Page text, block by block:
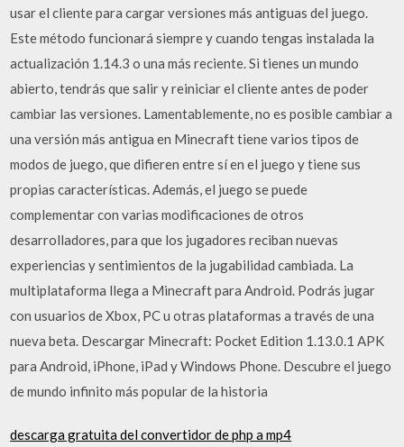
usar el cliente para cargar versiones más antiguas del juego.
Este método funcionará siempre y cuando tengas instalada la
actualización 1.14.3 o una más reciente. Si tienes un mundo
abierto, tendrás que salir y reiniciar el cliente antes de poder
cambiar las versiones. Lamentablemente, no es posible cambiar a
una versión más antigua en Minecraft tiene varios tipos de
modos de juego, que difieren entre sí en el juego y tiene sus
propias características. Además, el juego se puede
complementar con varias modificaciones de otros
desarrolladores, para que los jugadores reciban nuevas
experiencias y sentimientos de la jugabilidad cambiada. La
multiplataforma llega a Minecraft para Android. Podrás jugar
con usuarios de Xbox, PC u otras plataformas a través de una
nueva beta. Descargar Minecraft: Pocket Edition 1.13.0.1 APK
para Android, iPhone, iPad y Windows Phone. Descubre el juego
de mundo infinito más popular de la historia
descarga gratuita del convertidor de php a mp4